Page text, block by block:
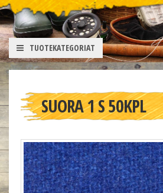
TUOTEKATEGORIAT
SUORA 1 S 50KPL